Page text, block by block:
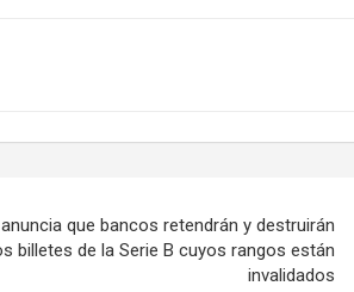
que bancos retendrán y destruirán
billetes de la Serie B cuyos rangos están
invalidados